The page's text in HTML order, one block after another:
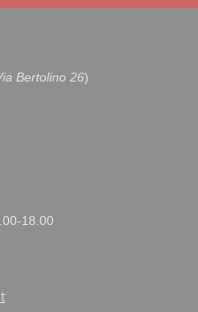
Bertolino 26)
18.00